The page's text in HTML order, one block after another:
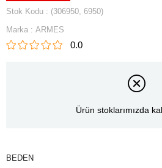
Stok Kodu
(306950, 6950)
Marka : ARMES
0.0
Ürün stoklarımızda
BEDEN